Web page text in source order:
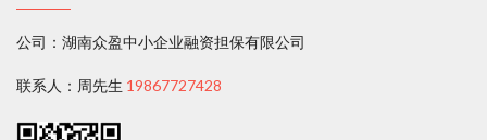
公司：湖南众盈中小企业融资担保有限公司
联系人：周先生 19867727428